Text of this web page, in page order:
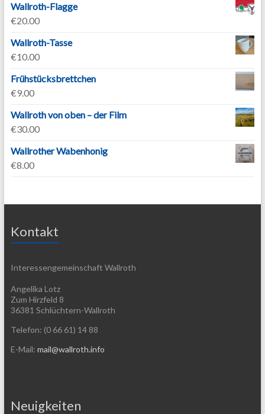
Wallroth-Flagge
€20.00
Wallroth-Tasse
€10.00
Frühstücksbrettchen
€9.00
Wallroth von oben – der Film
€30.00
Wallrother Wabenhonig
€8.00
Kontakt
Interessengemeinschaft Wallroth
Angelika Lotz
Zum Hirzfeld 8
36381 Schlüchtern-Wallroth
Telefon: (0 66 61) 14 88
E-Mail: mail@wallroth.info
Neuigkeiten